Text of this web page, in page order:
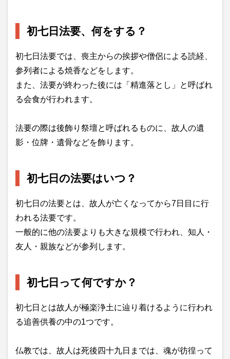
初七日法要、何をする？
初七日法要では、喪主からの挨拶や僧侶による読経、
参列者による焼香などをします。
また、法要が終わった後には「精進落とし」と呼ばれ
る会食が行われます。
法要の際は後飾り祭壇と呼ばれるものに、故人の遺
影・位牌・遺骨などを飾ります。
初七日の法要はいつ？
初七日の法要とは、故人が亡くなってから7日目に行
われる法要です。
一般的に他の法要よりも大きな規模で行われ、知人・
友人・親族などが参列します。
初七日って何ですか？
初七日とは故人が極楽浄土に辿り着けるように行われ
る追善供養の中の1つです。
仏教では、故人は死後四十九日までは、魂が彷徨って